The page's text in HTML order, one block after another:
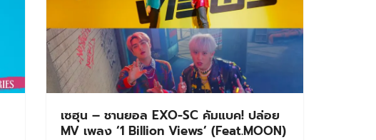
เซฮุน – ชานยอล EXO-SC คัมแบค! ปล่อย
MV เพลง ‘1 Billion Views’ (Feat.MOON)